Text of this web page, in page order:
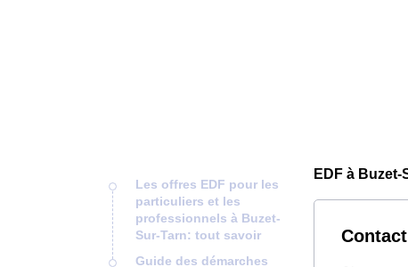
Les offres EDF pour les
particuliers et les
professionnels à Buzet-
Sur-Tarn: tout savoir
Guide des démarches
EDF à Buzet-